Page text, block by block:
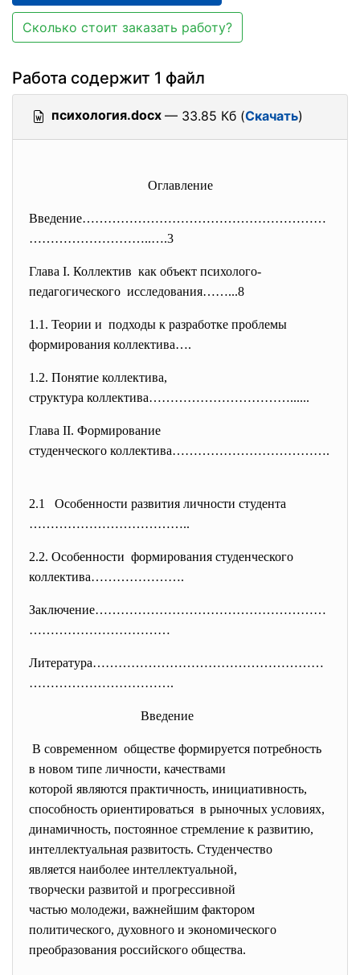
Сколько стоит заказать работу?
Работа содержит 1 файл
психология.docx — 33.85 Кб (Скачать)
Оглавление
Введение…………………………………………………
………………………..….3
Глава I. Коллектив как объект психолого-
педагогического исследования……...8
1.1. Теории и подходы к разработке проблемы
формирования коллектива….
1.2. Понятие коллектива,
структура коллектива……………………………......
Глава II. Формирование
студенческого коллектива……………………………….
2.1 Особенности развития личности студента
………………………………..
2.2. Особенности формирования студенческого
коллектива………………….
Заключение………………………………………………
……………………………
Литература………………………………………………
…………………………….
Введение
В современном обществе формируется потребность
в новом типе личности, качествами
которой являются практичность, инициативность,
способность ориентироваться в рыночных условиях,
динамичность, постоянное стремление к развитию,
интеллектуальная развитость. Студенчество
является наиболее интеллектуальной,
творчески развитой и прогрессивной
частью молодежи, важнейшим фактором
политического, духовного и экономического
преобразования российского общества.